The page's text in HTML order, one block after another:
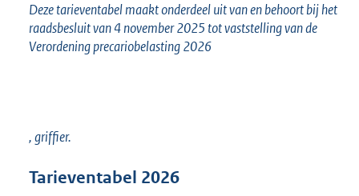
Deze tarieventabel maakt onderdeel uit van en behoort bij het
raadsbesluit van 4 november 2025 tot vaststelling van de
Verordening precariobelasting 2026
, griffier.
Tarieventabel 2026